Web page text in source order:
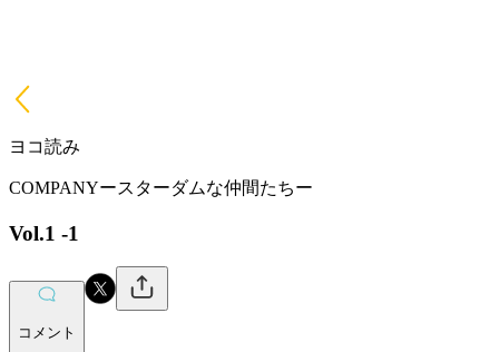
ヨコ読み
COMPANYースターダムな仲間たちー
Vol.1 -1
コメント